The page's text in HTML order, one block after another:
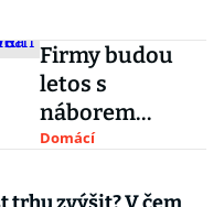
Firmy budou
letos s
náborem
opatrné.
poptávka se
Domácí